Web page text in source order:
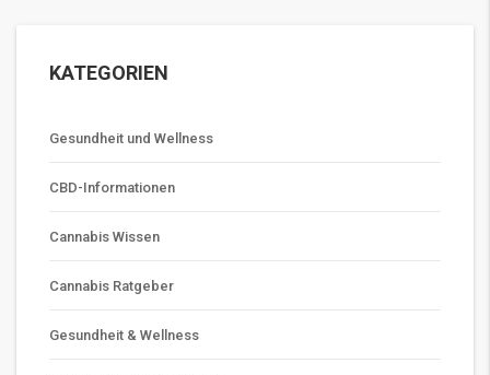
KATEGORIEN
Gesundheit und Wellness
CBD-Informationen
Cannabis Wissen
Cannabis Ratgeber
Gesundheit & Wellness